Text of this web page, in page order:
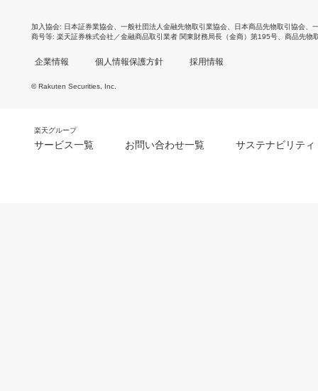
加入協会 日本証券業協会 一般社団法人金融先物取引業協会 日本商品先物取引協会
商号等 楽天証券株式会社／金融商品取引業者 関東財務局長（金商）第195号、商品先物
企業情報 個人情報保護方針 採用情報
© Rakuten Securities, Inc.
楽天グループ
サービス一覧 お問い合わせ一覧 サステナビリティ